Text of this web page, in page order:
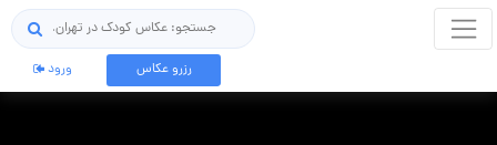
جستجو
رزرو عکاس ورود